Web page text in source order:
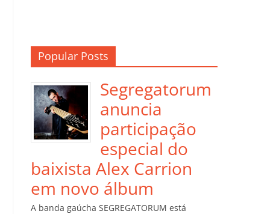
Popular Posts
Segregatorum
anuncia
participação
especial do
baixista Alex Carrion
em novo álbum
A banda gaúcha SEGREGATORUM está